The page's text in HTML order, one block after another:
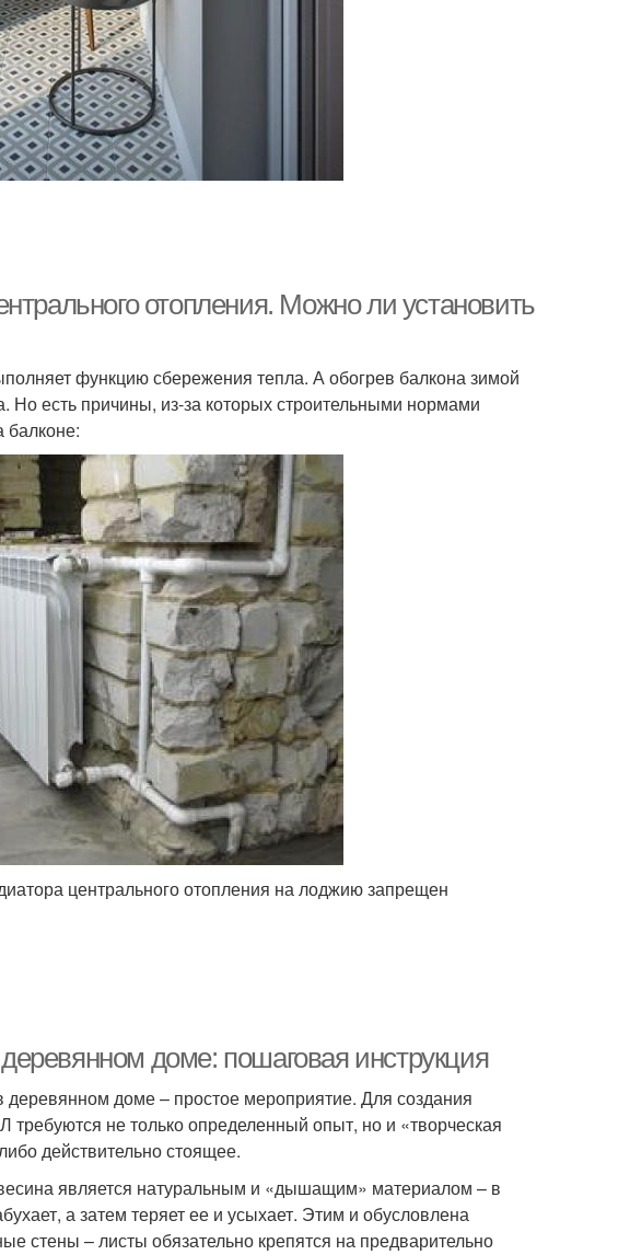
отопления. Можно ли установить
функцию сбережения тепла. А обогрев балкона зимой
есть причины, из-за которых строительными нормами
балконе:
центрального отопления на лоджию запрещен
доме: пошаговая инструкция
деревянном доме – простое мероприятие. Для создания
не только определенный опыт, но и «творческая
действительно стоящее.
является натуральным и «дышащим» материалом – в
а затем теряет ее и усыхает. Этим и обусловлена
стены – листы обязательно крепятся на предварительно